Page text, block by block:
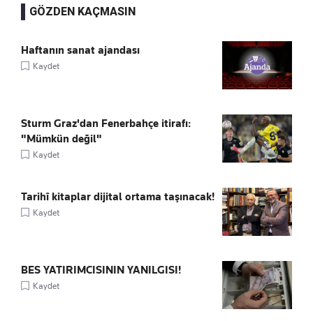
GÖZDEN KAÇMASIN
Haftanın sanat ajandası
Kaydet
Sturm Graz'dan Fenerbahçe itirafı:
"Mümkün değil"
Kaydet
Tarihî kitaplar dijital ortama taşınacak!
Kaydet
BES YATIRIMCISININ YANILGISI!
Kaydet